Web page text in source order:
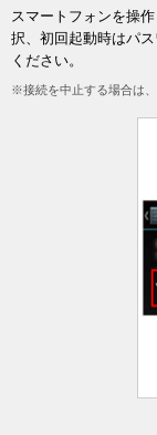
スマートフォンを操
択、初回起動時はパ
ください。
※接続を中止する場合は、